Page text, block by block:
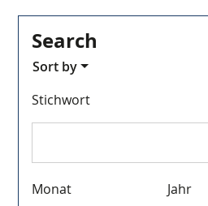
Search
Sort by
Stichwort
Monat Jahr